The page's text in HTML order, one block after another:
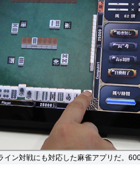
イン対戦にも対応した麻雀アプリだ。